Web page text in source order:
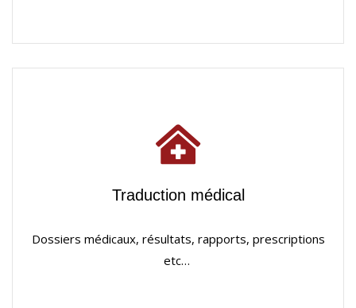
Traduction médical
Dossiers médicaux, résultats, rapports, prescriptions
etc…